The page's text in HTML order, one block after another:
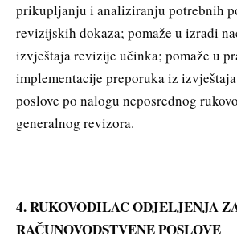
prikupljanju i analiziranju potrebnih
revizijskih dokaza; pomaže u izradi
izvještaja revizije učinka; pomaže u
implementacije preporuka iz
poslove po nalogu neposrednog
generalnog revizora.
4. RUKOVODILAC ODJELJENJA
RAČUNOVODSTVENE POSLOVE